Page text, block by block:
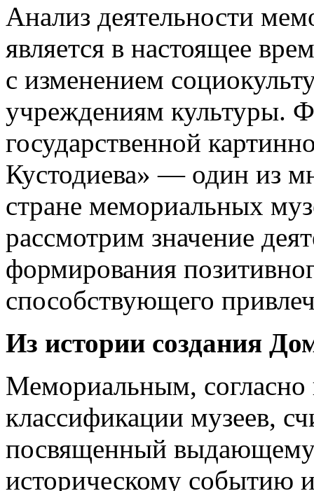
Анализ деятельности
является в настоящее
с изменением
учреждениям культуры.
государственной
Кустодиева» — один из
стране мемориальных
рассмотрим значение
формирования
способствующего
Из истории создания
Мемориальным, согласно
классификации музеев,
посвященный
историческому событию